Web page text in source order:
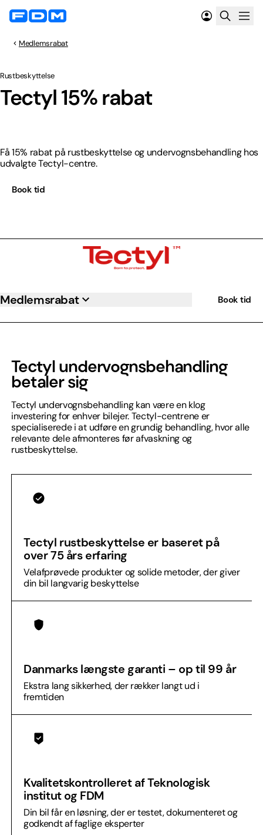
Medlemsrabat
Rustbeskyttelse
Tectyl 15% rabat
Få 15% rabat på rustbeskyttelse og undervognsbehandling hos
udvalgte Tectyl-centre.
Book tid
Spar 15%
Medlemsrabat Book tid
Tectyl undervognsbehandling
betaler sig
Tectyl undervognsbehandling kan være en klog
investering for enhver bilejer. Tectyl-centrene er
specialiserede i at udføre en grundig behandling, hvor alle
relevante dele afmonteres før afvaskning og
rustbeskyttelse.
Tectyl rustbeskyttelse er baseret på
over 75 års erfaring
Velafprøvede produkter og solide metoder, der giver
din bil langvarig beskyttelse
Danmarks længste garanti – op til 99 år
Ekstra lang sikkerhed, der rækker langt ud i
fremtiden
Kvalitetskontrolleret af Teknologisk
institut og FDM
Din bil får en løsning, der er testet, dokumenteret og
godkendt af faglige eksperter